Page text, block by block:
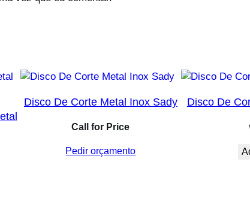
Disco De Corte Metal Inox Sady
Call for Price
Pedir orçamento
Disco De